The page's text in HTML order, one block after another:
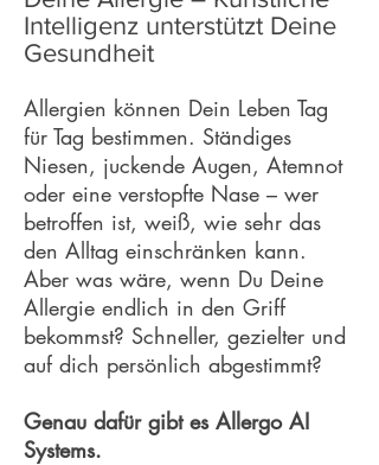
Intelligenz unterstützt Deine
Gesundheit
Allergien können Dein Leben Tag
für Tag bestimmen. Ständiges
Niesen, juckende Augen, Atemnot
oder eine verstopfte Nase – wer
betroffen ist, weiß, wie sehr das
den Alltag einschränken kann.
Aber was wäre, wenn Du Deine
Allergie endlich in den Griff
bekommst? Schneller, gezielter und
auf dich persönlich abgestimmt?
Genau dafür gibt es Allergo AI
Systems.